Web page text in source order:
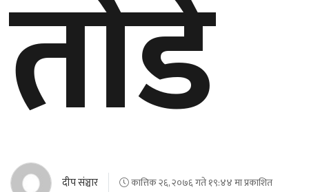
यूरोप
बेलायत
जापान
अन्य
तोडे
दीप संञ्चार कात्तिक २६, २०७६ गते १९:४४ मा प्रकाशित